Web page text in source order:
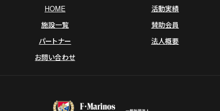
HOME
活動実績
施設一覧
賛助会員
パートナー
法人概要
お問い合わせ